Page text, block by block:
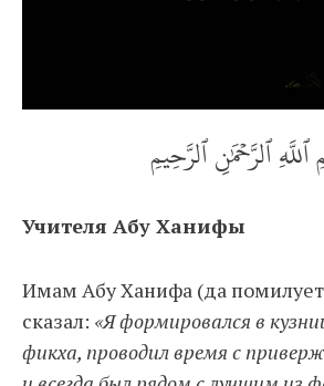
ٱللَّهِ ٱلرَّحۡمَٰنِ ٱلرَّحِيمِ
Учителя Абу Ханифы
Имам Абу Ханифа (да помилует
сказал: «Я формировался в
фикха, проводил время с